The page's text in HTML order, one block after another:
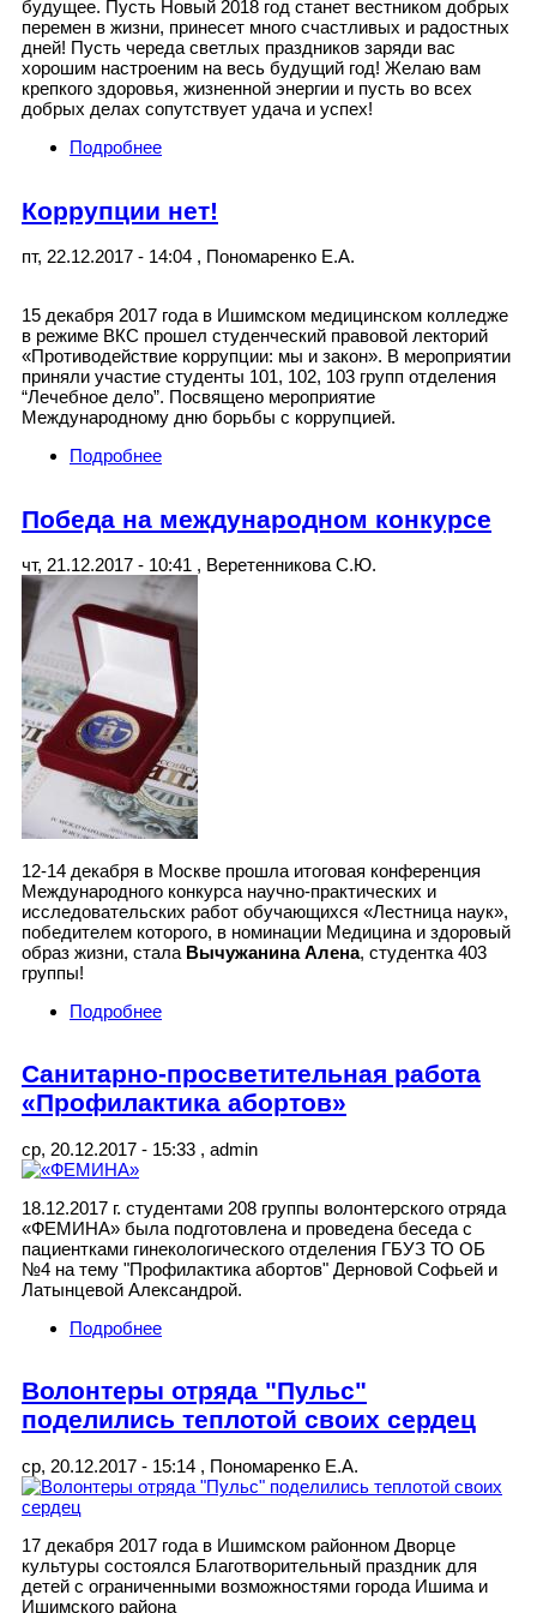
будущее. Пусть Новый 2018 год станет вестником добрых
перемен в жизни, принесет много счастливых и радостных
дней! Пусть череда светлых праздников заряди вас
хорошим настроеним на весь будущий год! Желаю вам
крепкого здоровья, жизненной энергии и пусть во всех
добрых делах сопутствует удача и успех!
Подробнее
Коррупции нет!
пт, 22.12.2017 - 14:04 , Пономаренко Е.А.
15 декабря 2017 года в Ишимском медицинском колледже
в режиме ВКС прошел студенческий правовой лекторий
«Противодействие коррупции: мы и закон». В мероприятии
приняли участие студенты 101, 102, 103 групп отделения
“Лечебное дело”. Посвящено мероприятие
Международному дню борьбы с коррупцией.
Подробнее
Победа на международном конкурсе
чт, 21.12.2017 - 10:41 , Веретенникова С.Ю.
12-14 декабря в Москве прошла итоговая конференция
Международного конкурса научно-практических и
исследовательских работ обучающихся «Лестница наук»,
победителем которого, в номинации Медицина и здоровый
образ жизни, стала Вычужанина Алена, студентка 403
группы!
Подробнее
Санитарно-просветительная работа
«Профилактика абортов»
ср, 20.12.2017 - 15:33 , admin
18.12.2017 г. студентами 208 группы волонтерского отряда
«ФЕМИНА» была подготовлена и проведена беседа с
пациентками гинекологического отделения ГБУЗ ТО ОБ
№4 на тему "Профилактика абортов" Дерновой Софьей и
Латынцевой Александрой.
Подробнее
Волонтеры отряда "Пульс"
поделились теплотой своих сердец
ср, 20.12.2017 - 15:14 , Пономаренко Е.А.
17 декабря 2017 года в Ишимском районном Дворце
культуры состоялся Благотворительный праздник для
детей с ограниченными возможностями города Ишима и
Ишимского района